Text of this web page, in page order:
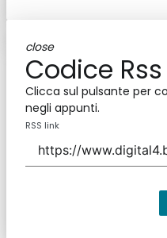
close
Codice Rss
Clicca sul pulsante per
negli appunti.
RSS link